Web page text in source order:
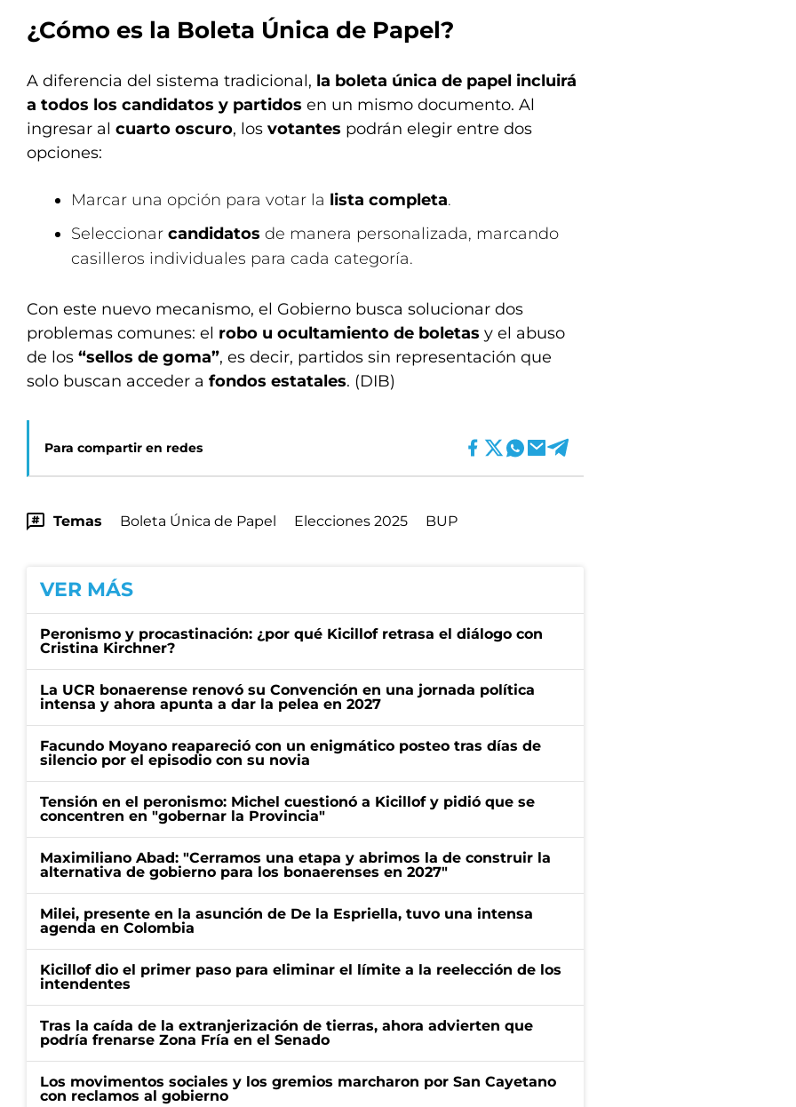
¿Cómo es la Boleta Única de Papel?
A diferencia del sistema tradicional, la boleta única de papel incluirá
a todos los candidatos y partidos en un mismo documento. Al
ingresar al cuarto oscuro, los votantes podrán elegir entre dos
opciones:
Marcar una opción para votar la lista completa.
Seleccionar candidatos de manera personalizada, marcando
casilleros individuales para cada categoría.
Con este nuevo mecanismo, el Gobierno busca solucionar dos
problemas comunes: el robo u ocultamiento de boletas y el abuso
de los “sellos de goma”, es decir, partidos sin representación que
solo buscan acceder a fondos estatales. (DIB)
Para compartir en redes
Temas Boleta Única de Papel Elecciones 2025 BUP
VER MÁS
Peronismo y procastinación: ¿por qué Kicillof retrasa el diálogo con
Cristina Kirchner?
La UCR bonaerense renovó su Convención en una jornada política
intensa y ahora apunta a dar la pelea en 2027
Facundo Moyano reapareció con un enigmático posteo tras días de
silencio por el episodio con su novia
Tensión en el peronismo: Michel cuestionó a Kicillof y pidió que se
concentren en "gobernar la Provincia"
Maximiliano Abad: "Cerramos una etapa y abrimos la de construir la
alternativa de gobierno para los bonaerenses en 2027"
Milei, presente en la asunción de De la Espriella, tuvo una intensa
agenda en Colombia
Kicillof dio el primer paso para eliminar el límite a la reelección de los
intendentes
Tras la caída de la extranjerización de tierras, ahora advierten que
podría frenarse Zona Fría en el Senado
Los movimentos sociales y los gremios marcharon por San Cayetano
con reclamos al gobierno